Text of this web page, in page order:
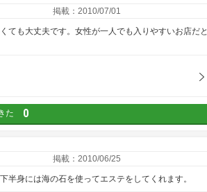
掲載：2010/07/01
ても大丈夫です。女性が一人でも入りやすいお店だと
た 0
掲載：2010/06/25
身には海の石を使ってエステをしてくれます。